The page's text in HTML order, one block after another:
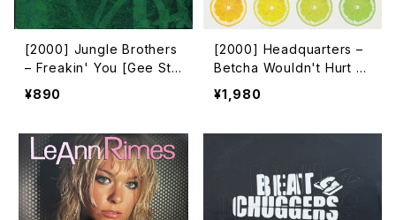
[2000] Jungle Brothers
– Freakin' You [Gee Str
eet]
¥890
[2000] Headquarters –
Betcha Wouldn't Hurt M
e [Unity Records Inc.]
¥1,980